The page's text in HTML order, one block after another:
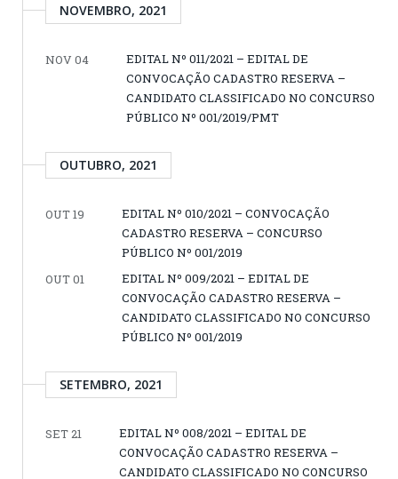
NOVEMBRO, 2021
NOV 04
EDITAL Nº 011/2021 – EDITAL DE
CONVOCAÇÃO CADASTRO RESERVA –
CANDIDATO CLASSIFICADO NO CONCURSO
PÚBLICO Nº 001/2019/PMT
OUTUBRO, 2021
OUT 19
EDITAL Nº 010/2021 – CONVOCAÇÃO
CADASTRO RESERVA – CONCURSO
PÚBLICO Nº 001/2019
OUT 01
EDITAL Nº 009/2021 – EDITAL DE
CONVOCAÇÃO CADASTRO RESERVA –
CANDIDATO CLASSIFICADO NO CONCURSO
PÚBLICO Nº 001/2019
SETEMBRO, 2021
SET 21
EDITAL Nº 008/2021 – EDITAL DE
CONVOCAÇÃO CADASTRO RESERVA –
CANDIDATO CLASSIFICADO NO CONCURSO